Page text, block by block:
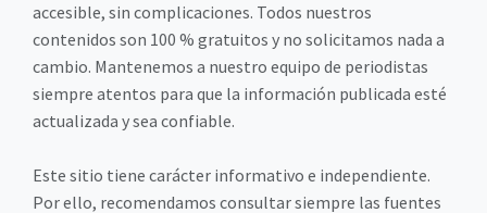
accesible, sin complicaciones. Todos nuestros
contenidos son 100 % gratuitos y no solicitamos nada a
cambio. Mantenemos a nuestro equipo de periodistas
siempre atentos para que la información publicada esté
actualizada y sea confiable.
Este sitio tiene carácter informativo e independiente.
Por ello, recomendamos consultar siempre las fuentes